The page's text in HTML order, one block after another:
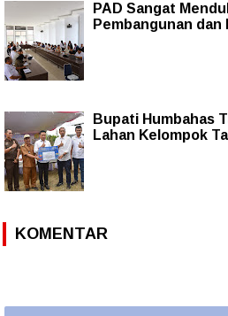
PAD Sangat
Pembangunan dan
Bupati Humbahas
Lahan Kelompok
KOMENTAR